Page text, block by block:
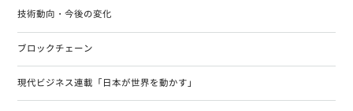
技術動向・今後の変化
ブロックチェーン
現代ビジネス連載「日本が世界を動かす」